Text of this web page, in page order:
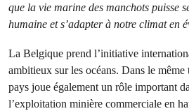
que la vie marine des manchots puisse
humaine et s’adapter à notre climat en
La Belgique prend l’initiative
ambitieux sur les océans. Dans le même
pays joue également un rôle important
l’exploitation minière commerciale en